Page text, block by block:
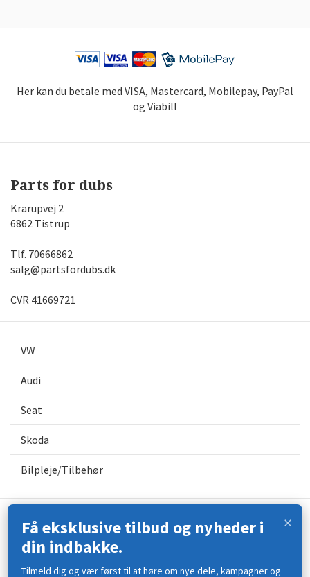
Her kan du betale med VISA, Mastercard, Mobilepay, PayPal
og Viabill
Parts for dubs
Krarupvej 2
6862 Tistrup
Tlf. 70666862
salg@partsfordubs.dk
CVR 41669721
VW
Audi
Seat
Skoda
Bilpleje/Tilbehør
Kontakt os
Åbningstider
×
Få eksklusive tilbud og nyheder i
din indbakke.
Tilmeld dig og vær først til at høre om nye dele, kampagner og